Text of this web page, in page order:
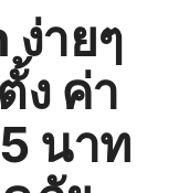
ง่ายๆ
ง ค่า
นาท